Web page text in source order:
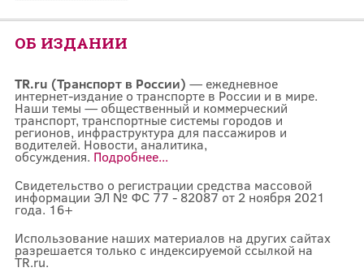
ОБ ИЗДАНИИ
TR.ru (Транспорт в России) — ежедневное
интернет-издание о транспорте в России и в мире.
Наши темы — общественный и коммерческий
транспорт, транспортные системы городов и
регионов, инфраструктура для пассажиров и
водителей. Новости, аналитика,
обсуждения. Подробнее...
Свидетельство о регистрации средства массовой
информации ЭЛ № ФС 77 - 82087 от 2 ноября 2021
года. 16+
Использование наших материалов на других сайтах
разрешается только с индексируемой ссылкой на
TR.ru.